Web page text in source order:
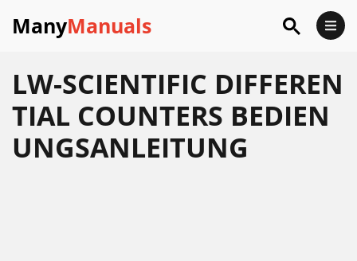
ManyManuals
LW-SCIENTIFIC DIFFEREN
TIAL COUNTERS BEDIEN
UNGSANLEITUNG